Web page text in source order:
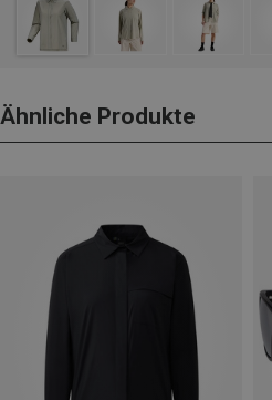
Ähnliche Produkte